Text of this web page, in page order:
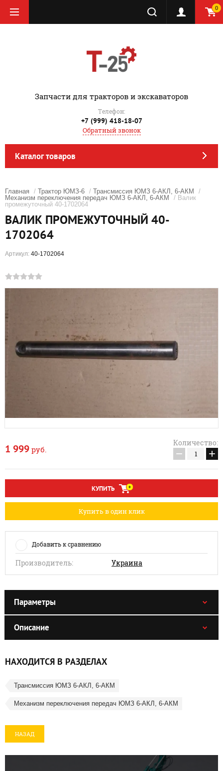
0
‎Запчасти для тракторов и экскаваторов
Телефон:
+7 (999) 418-18-07
Обратный звонок
Каталог товаров
Главная / Трактор ЮМЗ-6 / Трансмиссия ЮМЗ 6-АКЛ, 6-АКМ
/
Механизм переключения передач ЮМЗ 6-АКЛ, 6-АКМ
/ Валик
промежуточный 40-1702064
ВАЛИК ПРОМЕЖУТОЧНЫЙ 40-
1702064
Артикул: 40-1702064
1 999 руб.
Количество:
− +
КУПИТЬ
Купить в один клик
Добавить к сравнению
Производитель: Украина
Параметры
Описание
НАХОДИТСЯ В РАЗДЕЛАХ
Трансмиссия ЮМЗ 6-АКЛ, 6-АКМ
Механизм переключения передач ЮМЗ 6-АКЛ, 6-АКМ
НАЗАД